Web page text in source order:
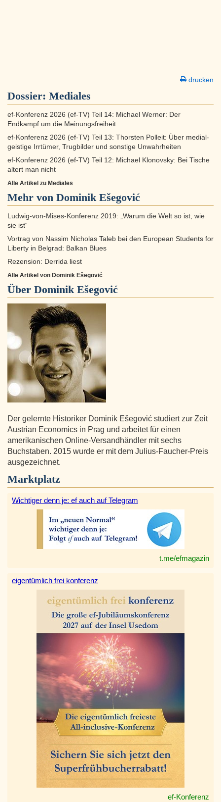
drucken
Dossier: Mediales
ef-Konferenz 2026 (ef-TV) Teil 14: Michael Werner: Der
Endkampf um die Meinungsfreiheit
ef-Konferenz 2026 (ef-TV) Teil 13: Thorsten Polleit: Über medial-
geistige Irrtümer, Trugbilder und sonstige Unwahrheiten
ef-Konferenz 2026 (ef-TV) Teil 12: Michael Klonovsky: Bei Tische
altert man nicht
Alle Artikel zu Mediales
Mehr von Dominik Ešegović
Ludwig-von-Mises-Konferenz 2019: „Warum die Welt so ist, wie
sie ist“
Vortrag von Nassim Nicholas Taleb bei den European Students for
Liberty in Belgrad: Balkan Blues
Rezension: Derrida liest
Alle Artikel von Dominik Ešegović
Über Dominik Ešegović
Der gelernte Historiker Dominik Ešegović studiert zur Zeit
Austrian Economics in Prag und arbeitet für einen
amerikanischen Online-Versandhändler mit sechs
Buchstaben. 2015 wurde er mit dem Julius-Faucher-Preis
ausgezeichnet.
Marktplatz
Wichtiger denn je: ef auch auf Telegram
t.me/efmagazin
eigentümlich frei konferenz
ef-Konferenz